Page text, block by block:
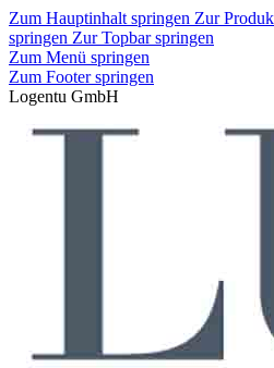
Zum Hauptinhalt springen Zur
springen Zur Topbar springen
Zum Menü springen
Zum Footer springen
Logentu GmbH